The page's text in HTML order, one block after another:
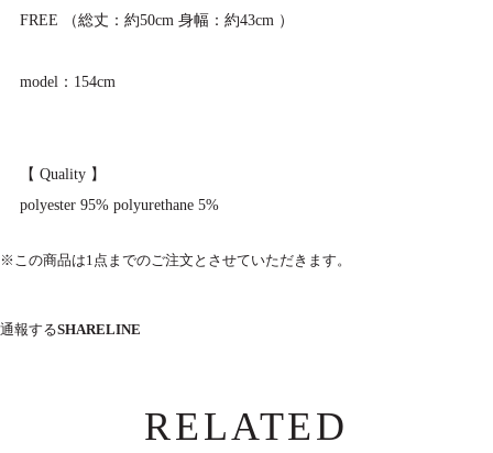
FREE （総丈：約50cm 身幅：約43cm ）
model：154cm
【 Quality 】
polyester 95% polyurethane 5%
※この商品は1点までのご注文とさせていただきます。
通報するSHARELINE
RELATED